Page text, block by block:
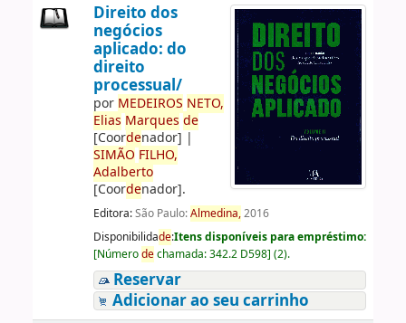
Direito dos
negócios
aplicado: do
direito
processual/
por MEDEIROS NETO,
Elias Marques de
[Coordenador] |
SIMÃO FILHO,
Adalberto
[Coordenador].
Editora:São Paulo:Almedina,2016
Disponibilidade:Itens disponíveis para empréstimo:
[Númerodechamada:342.2 D598] (2).
Reservar
Adicionar ao seu carrinho